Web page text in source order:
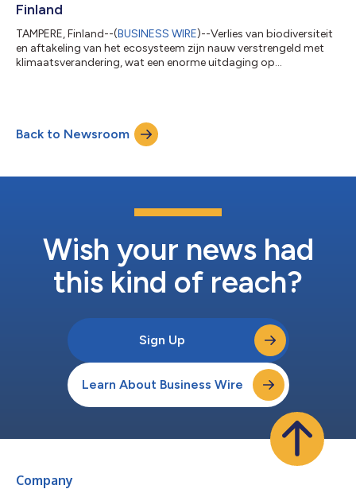
Finland
TAMPERE, Finland--(BUSINESS WIRE)--Verlies van biodiversiteit
en aftakeling van het ecosysteem zijn nauw verstrengeld met
klimaatsverandering, wat een enorme uitdaging op
Deze bekendmaking is officieel geldend in de originele brontaal.
Vertalingen zijn slechts als leeshulp bedoeld en moeten worden
vergeleken met de tekst...
Back to Newsroom
Wish your news had
this kind of reach?
Sign Up
Learn About Business Wire
Company